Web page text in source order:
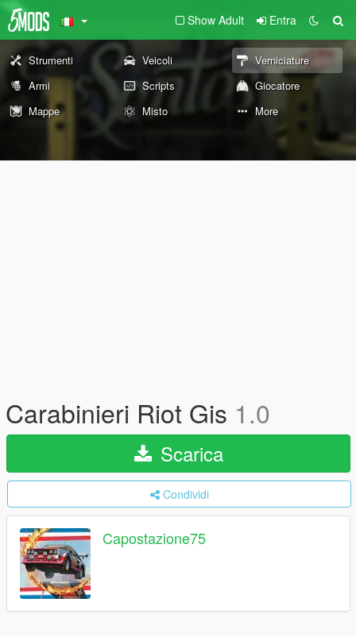
Show Adult Entra
Strumenti Veicoli
Verniciature
Armi
Scripts
Giocatore
Mappe
Misto More
Carabinieri Riot Gis 1.0
Scarica
Condividi
Capostazione75